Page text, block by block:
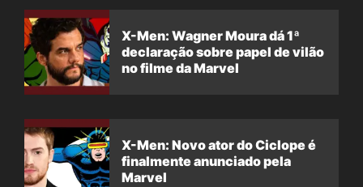
X-Men: Wagner Moura dá 1ª
declaração sobre papel de vilão
no filme da Marvel
X-Men: Novo ator do Ciclope é
finalmente anunciado pela
Marvel